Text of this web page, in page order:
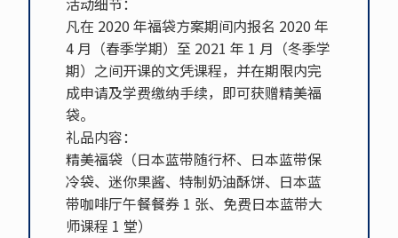
凡在 2020 年福袋方案期间内报名 2020 年
4 月（春季学期）至 2021 年 1 月（冬季学
期）之间开课的文凭课程，并在期限内完
成申请及学费缴纳手续，即可获赠精美福
袋。
礼品内容：
精美福袋（日本蓝带随行杯、日本蓝带保
冷袋、迷你果酱、特制奶油酥饼、日本蓝
带咖啡厅午餐餐券 1 张、免费日本蓝带大
师课程 1 堂）